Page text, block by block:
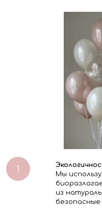
Мы
из